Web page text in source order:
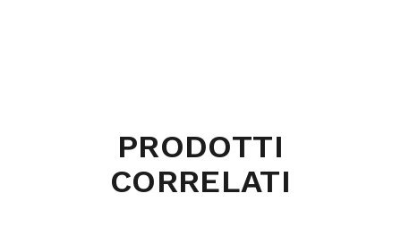
PRODOTTI
CORRELATI